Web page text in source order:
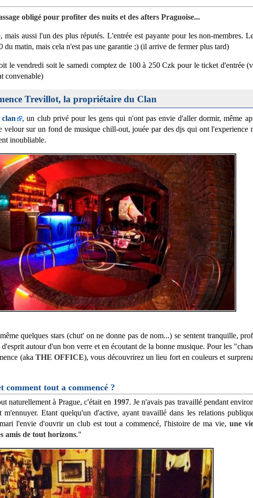
obligé pour profiter des nuits et des afters Praguoise...
aussi l'un des plus réputés. L'entrée est payante pour les non-membres.
matin, mais cela n'est pas une garantie ;) (il arrive de fermer plus tard)
le vendredi soit le samedi comptez de 100 à 250 Czk pour le ticket d'entrée
convenable)
Trevillot, la propriétaire du Clan
clan
, un club privé pour les gens qui n'ont pas envie d'aller dormir, même
velour sur un fond de musique chill-out, jouée par des djs qui ont l'experience
inoubliable.
quelques stars (chut' on ne donne pas de nom...) se sentent tranquille,
autour d'un bon verre et en écoutant de la bonne musique. Pour les
(aka THE OFFICE), vous découvrirez un lieu fort en couleurs et
comment tout a commencé ?
naturellement à Prague, c'était en 1997. Je n'avais pas travaillé pendant
Etant quelqu'un d'active, ayant travaillé dans les relations
l'envie d'ouvrir un club est tout a commencé, l'histoire de ma vie,une
amis de tout horizons."